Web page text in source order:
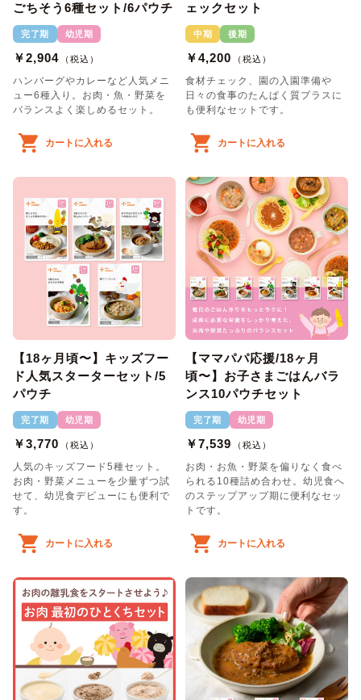
ごちそう6種セット/6パウチ
完了期 幼児期
￥2,904 （税込）
ハンバーグやカレーなど人気メニ
ュー6種入り。お肉・魚・野菜を
バランスよく楽しめるセット。
カートに入れる
ェックセット
中期 後期
￥4,200 （税込）
食材チェック、園の入園準備や
日々の食事のたんぱく質プラスに
も便利なセットです。
カートに入れる
【18ヶ月頃〜】キッズフー
ド人気スターターセット/5
パウチ
完了期 幼児期
￥3,770 （税込）
人気のキッズフード5種セット。
お肉・野菜メニューを少量ずつ試
せて、幼児食デビューにも便利で
す。
カートに入れる
【ママパパ応援/18ヶ月
頃〜】お子さまごはんバラ
ンス10パウチセット
完了期 幼児期
￥7,539 （税込）
お肉・お魚・野菜を偏りなく食べ
られる10種詰め合わせ。幼児食へ
のステップアップ期に便利なセッ
トです。
カートに入れる